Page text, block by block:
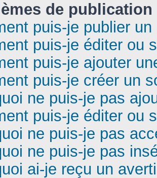
de publication
puis-je publier
puis-je éditer ou
puis-je ajouter
puis-je créer un
ne puis-je pas
puis-je éditer ou
ne puis-je pas
ne puis-je pas
ai-je reçu un